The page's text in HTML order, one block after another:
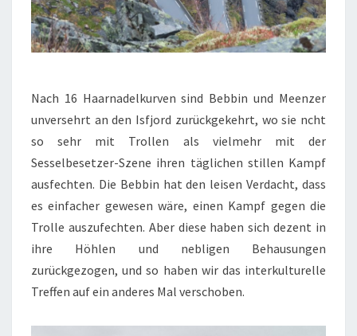
Nach 16 Haarnadelkurven sind Bebbin und Meenzer
unversehrt an den Isfjord zurückgekehrt, wo sie ncht
so sehr mit Trollen als vielmehr mit der
Sesselbesetzer-Szene ihren täglichen stillen Kampf
ausfechten. Die Bebbin hat den leisen Verdacht, dass
es einfacher gewesen wäre, einen Kampf gegen die
Trolle auszufechten. Aber diese haben sich dezent in
ihre Höhlen und nebligen Behausungen
zurückgezogen, und so haben wir das interkulturelle
Treffen auf ein anderes Mal verschoben.